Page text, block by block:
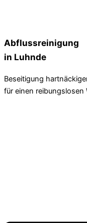
Abflussreinigung
in Luhnde
Beseitigung
für einen reibungslosen